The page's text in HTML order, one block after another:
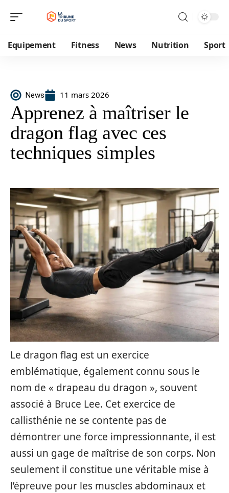
Equipement Fitness News Nutrition Sport
News 11 mars 2026
Apprenez à maîtriser le
dragon flag avec ces
techniques simples
Le dragon flag est un exercice
emblématique, également connu sous le
nom de « drapeau du dragon », souvent
associé à Bruce Lee. Cet exercice de
callisthénie ne se contente pas de
démontrer une force impressionnante, il est
aussi un gage de maîtrise de son corps. Non
seulement il constitue une véritable mise à
l’épreuve pour les muscles abdominaux et